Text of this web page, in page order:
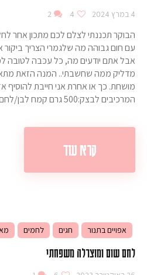
4 במרץ 2024 4
2
הבוקר תכננתי לצלם לכם מתכון אחר
עם חום גבוהה מה שלגמרי הצריך ביקור
אבל אתם יודעים מה, כל עכבה לטובה
מדליק ממה שחשבתי.. המנה הזאת
מושחת. כך או אחרת אני חייבת להוסיף
המרכיבים לבצק:500 גרם קמח לבן/לחםכף…
קרא עוד
אפויים בתנור חגים לחמים
לחם שום ומוצרלה משפחתי